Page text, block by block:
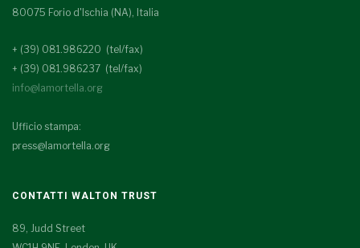
80075 Forio d'Ischia (NA), Italia
+ (39) 081.986220 (tel/fax)
+ (39) 081.986237 (tel/fax)
info@lamortella.org
Ufficio stampa:
press@lamortella.org
CONTATTI WALTON TRUST
89, Judd Street